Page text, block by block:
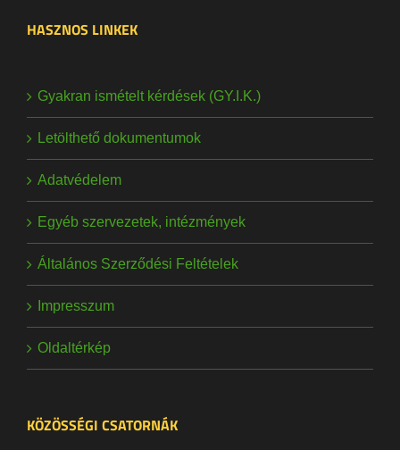
HASZNOS LINKEK
Gyakran ismételt kérdések (GY.I.K.)
Letölthető dokumentumok
Adatvédelem
Egyéb szervezetek, intézmények
Általános Szerződési Feltételek
Impresszum
Oldaltérkép
KÖZÖSSÉGI CSATORNÁK